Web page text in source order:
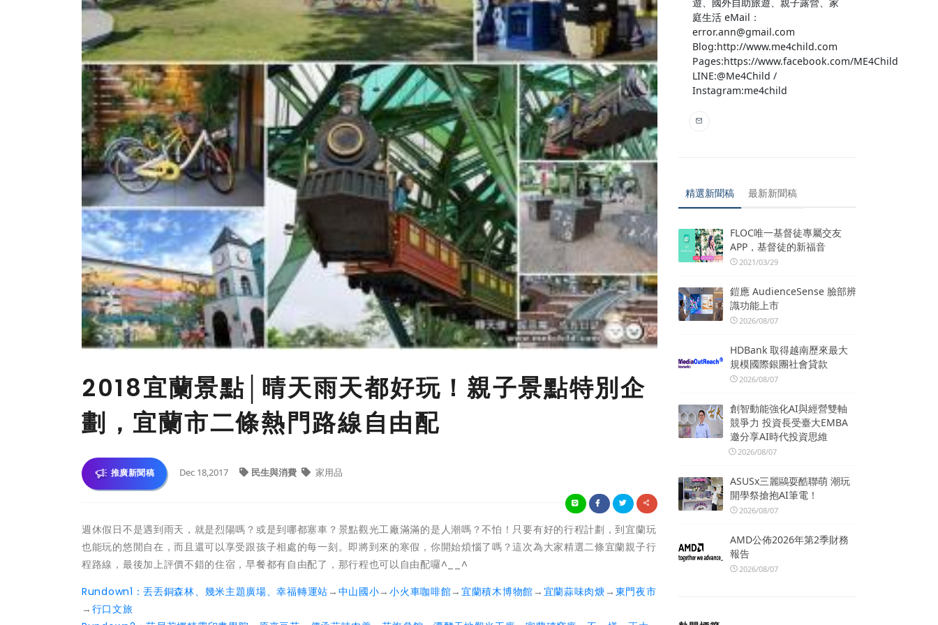
2018宜蘭景點│晴天雨天都好玩！親子景點特別企
劃，宜蘭市二條熱門路線自由配
推廣新聞稿 Dec 18,2017 民生與消費 家用品
週休假日不是遇到雨天，就是烈陽嗎？或是到哪都塞車？景點觀光工廠滿滿的是人潮嗎？不怕！只要有好的行程計劃，到宜蘭玩
也能玩的悠閒自在，而且還可以享受跟孩子相處的每一刻。即將到來的寒假，你開始煩惱了嗎？這次為大家精選二條宜蘭親子行
程路線，最後加上評價不錯的住宿，早餐都有自由配了，那行程也可以自由配囉^__^
Rundown1：丟丟銅森林、幾米主題廣場、幸福轉運站 → 中山國小→小火車咖啡館→宜蘭積木博物館 → 宜蘭蒜味肉焿 → 東門夜市
→ 行口文旅
庭生活 eMail：
error.ann@gmail.com
Blog:http://www.me4child.com
Pages:https://www.facebook.com/ME4Child
LINE:@Me4Child /
Instagram:me4child
精選新聞稿 最新新聞稿
FLOC唯一基督徒專屬交友
APP，基督徒的新福音
2021/03/29
鎧應 AudienceSense 臉部辨
識功能上市
2026/08/07
HDBank 取得越南歷來最大
規模國際銀團社會貸款
2026/08/07
創智動能強化AI與經營雙軸
競爭力 投資長受臺大EMBA
邀分享AI時代投資思維
2026/08/07
ASUSx三麗鷗耍酷聯萌 潮玩
開學祭搶抱AI筆電！
2026/08/07
AMD公佈2026年第2季財務
報告
2026/08/07